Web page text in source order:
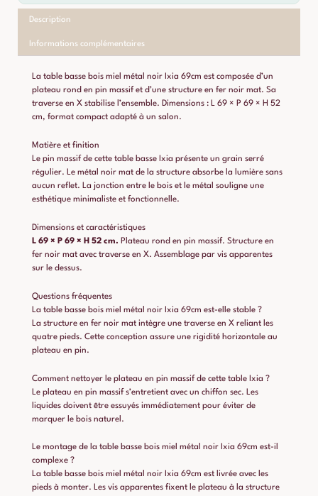
Description
Informations complémentaires
La table basse bois miel métal noir Ixia 69cm est composée d’un
plateau rond en pin massif et d’une structure en fer noir mat. Sa
traverse en X stabilise l’ensemble. Dimensions : L 69 × P 69 × H 52
cm, format compact adapté à un salon.
Matière et finition
Le pin massif de cette table basse Ixia présente un grain serré
régulier. Le métal noir mat de la structure absorbe la lumière sans
aucun reflet. La jonction entre le bois et le métal souligne une
esthétique minimaliste et fonctionnelle.
Dimensions et caractéristiques
L 69 × P 69 × H 52 cm. Plateau rond en pin massif. Structure en
fer noir mat avec traverse en X. Assemblage par vis apparentes
sur le dessus.
Questions fréquentes
La table basse bois miel métal noir Ixia 69cm est-elle stable ?
La structure en fer noir mat intègre une traverse en X reliant les
quatre pieds. Cette conception assure une rigidité horizontale au
plateau en pin.
Comment nettoyer le plateau en pin massif de cette table Ixia ?
Le plateau en pin massif s’entretient avec un chiffon sec. Les
liquides doivent être essuyés immédiatement pour éviter de
marquer le bois naturel.
Le montage de la table basse bois miel métal noir Ixia 69cm est-il
complexe ?
La table basse bois miel métal noir Ixia 69cm est livrée avec les
pieds à monter. Les vis apparentes fixent le plateau à la structure